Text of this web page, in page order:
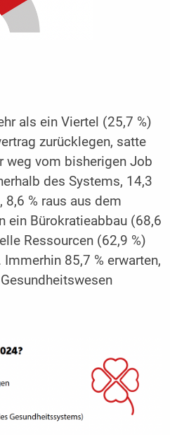
als ein Viertel (25,7 %)
zurücklegen, satte
weg vom bisherigen Job
des Systems, 14,3
8,6 % raus aus dem
ein Bürokratieabbau (68,6
Ressourcen (62,9 %)
85,7 % erwarten,